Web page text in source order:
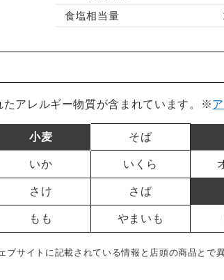
食塩相当量
たアレルギー物質が含まれています。 ※
小麦 そば
いか いくら
さけ さば
もも やまいも
サイトに記載されている情報と店頭の商品とで